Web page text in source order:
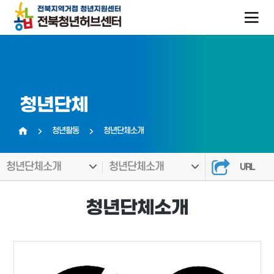
청년단체
청년활동 청년단체소개
청년단체소개 청년단체소개 URL
청년단체소개